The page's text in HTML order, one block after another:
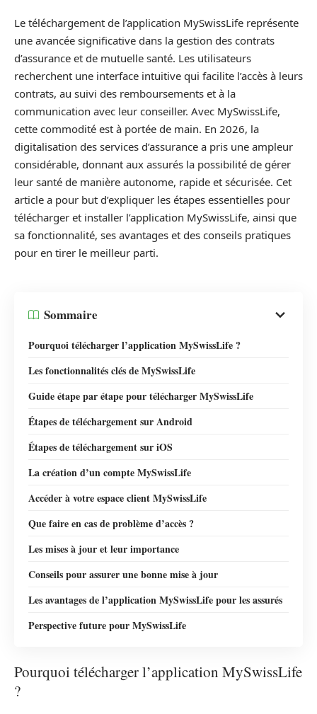
Le téléchargement de l’application MySwissLife représente
une avancée significative dans la gestion des contrats
d’assurance et de mutuelle santé. Les utilisateurs
recherchent une interface intuitive qui facilite l’accès à leurs
contrats, au suivi des remboursements et à la
communication avec leur conseiller. Avec MySwissLife,
cette commodité est à portée de main. En 2026, la
digitalisation des services d’assurance a pris une ampleur
considérable, donnant aux assurés la possibilité de gérer
leur santé de manière autonome, rapide et sécurisée. Cet
article a pour but d’expliquer les étapes essentielles pour
télécharger et installer l’application MySwissLife, ainsi que
sa fonctionnalité, ses avantages et des conseils pratiques
pour en tirer le meilleur parti.
Sommaire
Pourquoi télécharger l’application MySwissLife ?
Les fonctionnalités clés de MySwissLife
Guide étape par étape pour télécharger MySwissLife
Étapes de téléchargement sur Android
Étapes de téléchargement sur iOS
La création d’un compte MySwissLife
Accéder à votre espace client MySwissLife
Que faire en cas de problème d’accès ?
Les mises à jour et leur importance
Conseils pour assurer une bonne mise à jour
Les avantages de l’application MySwissLife pour les assurés
Perspective future pour MySwissLife
Pourquoi télécharger l’application MySwissLife
?